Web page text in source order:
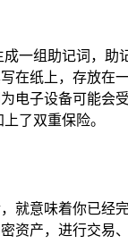
一组助记词，
在纸上，存放在
电子设备可能会
了双重保险。
就意味着你已经
资产，进行交易